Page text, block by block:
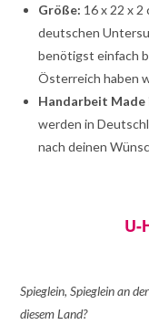
Größe: 16 x 22 x 2
deutschen
benötigst einfach
Österreich haben
Handarbeit Made
werden in
nach deinen
U-
Spieglein, Spieglein an
diesem Land?